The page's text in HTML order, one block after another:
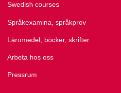
Swedish courses
Språkexamina, språkprov
Läromedel, böcker, skrifter
Arbeta hos oss
Pressrum